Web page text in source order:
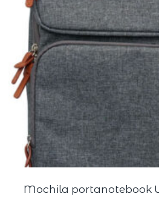
Mochila portanotebook